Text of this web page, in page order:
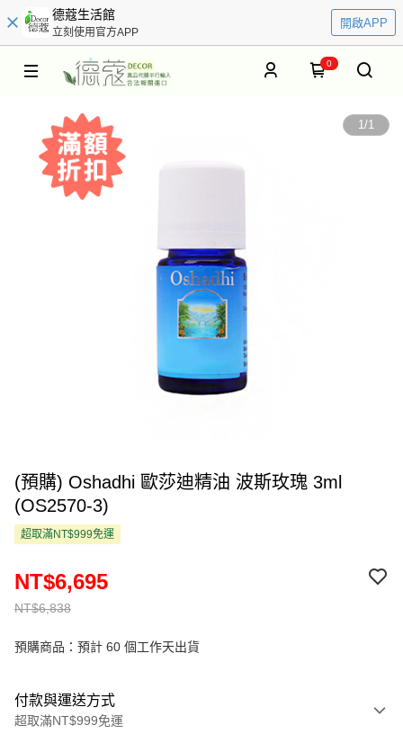
德蔻生活館
立刻使用官方APP
開啟APP
0
1/1
(預購) Oshadhi 歐莎迪精油 波斯玫瑰 3ml
(OS2570-3)
超取滿NT$999免運
NT$6,838
NT$6,695
預購商品：預計 60 個工作天出貨
付款與運送方式
超取滿NT$999免運